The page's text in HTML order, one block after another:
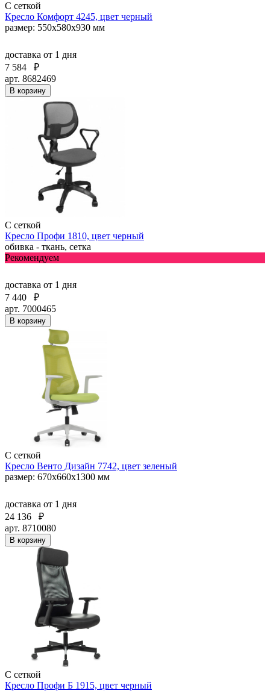
С сеткой
Кресло Комфорт 4245, цвет черный
размер: 550х580х930 мм
доставка от 1 дня
7 584
₽
арт. 8682469
В корзину
С сеткой
Кресло Профи 1810, цвет черный
обивка - ткань, сетка
Рекомендуем
доставка от 1 дня
7 440
₽
арт. 7000465
В корзину
С сеткой
Кресло Венто Дизайн 7742, цвет зеленый
размер: 670х660х1300 мм
доставка от 1 дня
24 136
₽
арт. 8710080
В корзину
С сеткой
Кресло Профи Б 1915, цвет черный